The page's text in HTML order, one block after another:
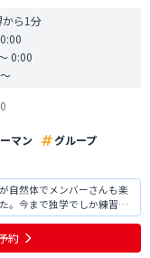
から1分
0:00
0
マン
グループ
自然体でメンバーさんも楽
。今まで独学でしか練習し
も楽しかったです。みなさ
が、色々な方がいらっしゃ
約